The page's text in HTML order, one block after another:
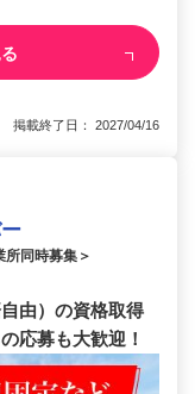
掲載終了日： 2027/04/16
同時募集＞
由）の資格取得
応募も大歓迎！